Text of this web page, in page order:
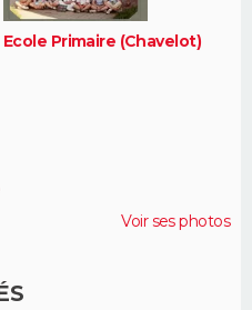
Ecole Primaire (Chavelot)
Voir ses photos